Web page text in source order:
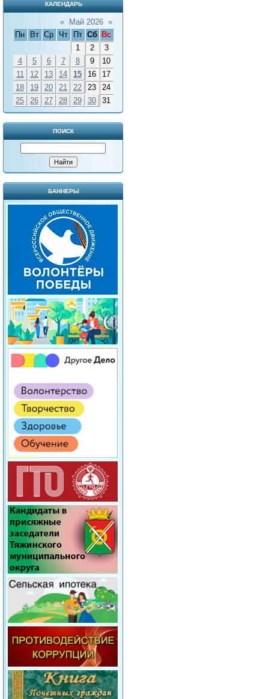
КАЛЕНДАРЬ
« Май 2026 »
Пн
Вт Ср Чт Пт Сб
Вс
1
2
3
4
5 6 7 8 9
10
11
12 13 14 15 16
17
18
19 20 21 22 23
24
25
26 27 28 29 30 31
ПОИСК
БАННЕРЫ